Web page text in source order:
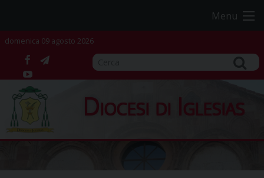
content
Menu
domenica 09 agosto 2026
facebook
telegram
YouTube
Diocesi di Iglesias